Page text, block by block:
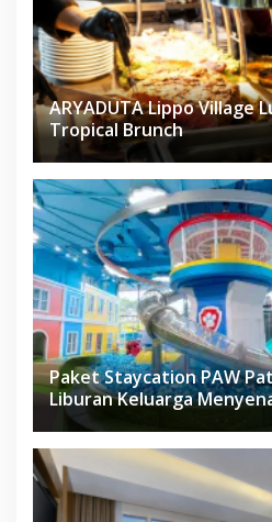
ARYADUTA Lippo Village
Tropical Brunch
Paket Staycation PAW
Liburan Keluarga
Herloom Hotel BSD